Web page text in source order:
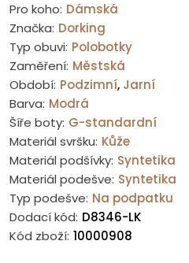
Pro koho: Dámská
Značka: Dorking
Typ obuvi: Polobotky
Zaměření: Městská
Období: Podzimní, Jarní
Barva: Modrá
Šíře boty: G-standardní
Materiál svršku: Kůže
Materiál podšívky: Syntetika
Materiál podešve: Syntetika
Typ podešve: Na podpatku
Dodací kód: D8346-LK
Kód zboží: 10000908